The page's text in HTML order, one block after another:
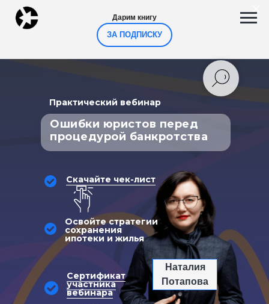
Дарим книгу
ЗА ПОДПИСКУ
Освойте стратегии
сохранения
ипотеки и жилья
Ошибки юристов перед
процедурой банкротства
Наталия
Потапова
Сертификат
участника
вебинара
Практический вебинар
Скачайте чек-лист